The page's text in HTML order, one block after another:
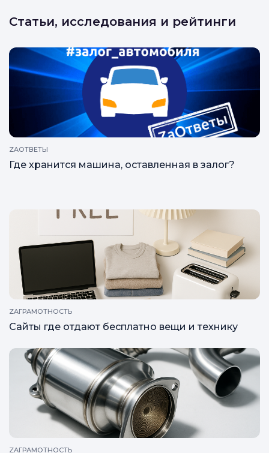
Статьи, исследования и рейтинги
ZAОТВЕТЫ
Где хранится машина, оставленная в залог?
ZAГРАМОТНОСТЬ
Сайты где отдают бесплатно вещи и технику
ZAГРАМОТНОСТЬ